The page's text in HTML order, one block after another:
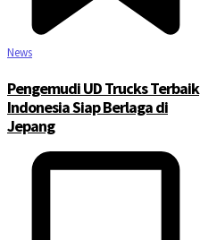
News
Pengemudi UD Trucks Terbaik
Indonesia Siap Berlaga di
Jepang